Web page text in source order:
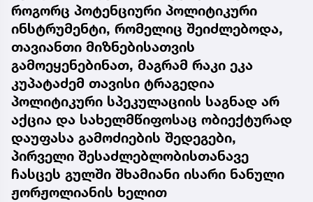
როგორც პოტენციური პოლიტიკური
ინსტრუმენტი, რომელიც შეიძლებოდა,
თავიანთი მიზნებისათვის
გამოეყენებინათ, მაგრამ რაკი ეკა
კუპატაძემ თავისი ტრაგედია
პოლიტიკური სპეკულაციის საგნად არ
აქცია და სახელმწიფოსაც ობიექტურად
დაუფასა გამოძიების შედეგები,
პირველი შესაძლებლობისთანავე
ჩასცეს გულში შხამიანი ისარი ნანული
ჟორჟოლიანის ხელით